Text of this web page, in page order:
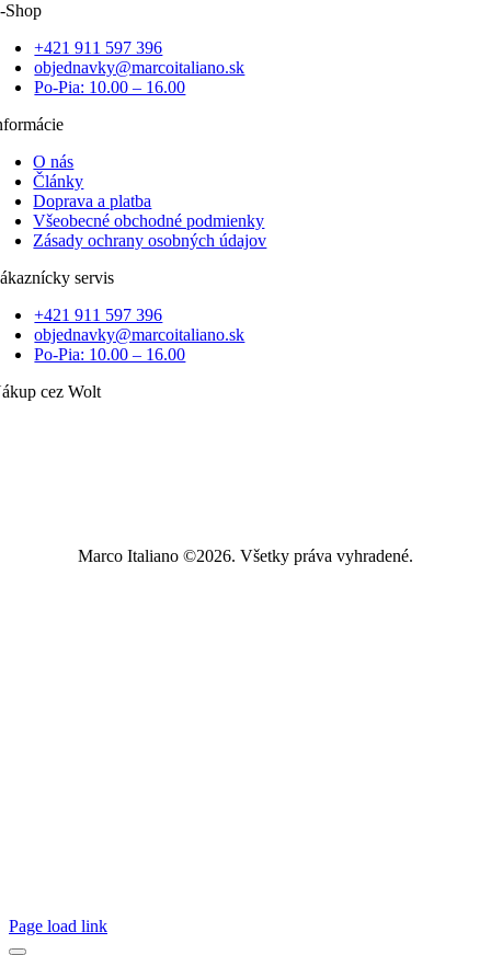
Shop
+421 911 597 396
objednavky@marcoitaliano.sk
Po-Pia: 10.00 – 16.00
O nás
Články
Doprava a platba
Všeobecné obchodné podmienky
Zásady ochrany osobných údajov
servis
+421 911 597 396
objednavky@marcoitaliano.sk
Po-Pia: 10.00 – 16.00
cez Wolt
Marco Italiano ©2026. Všetky práva vyhradené.
Page load link